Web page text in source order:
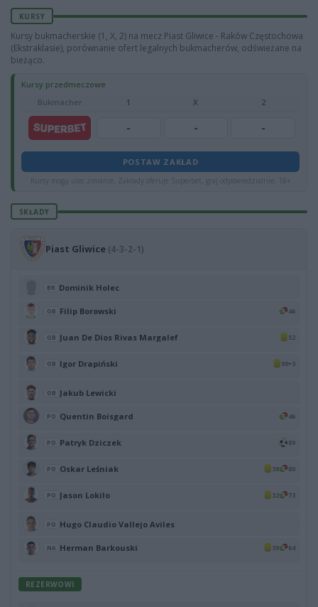
KURSY
Kursy bukmacherskie (1, X, 2) na mecz Piast Gliwice - Raków Częstochowa
(Ekstraklasie), porównanie ofert legalnych bukmacherów, odświeżane na
bieżąco.
Kursy przedmeczowe
Bukmacher
1 X 2
- - -
POSTAW ZAKŁAD
Kursy mogą ulec zmianie, Zakłady oferuje Superbet, graj odpowiedzialnie, 18+
SKŁADY
Piast Gliwice (4-3-2-1)
BR Dominik Holec
OB Filip Borowski 46
OB Juan De Dios Rivas Margalef 52
OB Igor Drapiński 90+3
OB Jakub Lewicki
PO Quentin Boisgard 46
PO Patryk Dziczek 89
PO Oskar Leśniak 38 80
PO Jason Lokilo 32 73
PO Hugo Claudio Vallejo Aviles
NA Herman Barkouski 39 64
REZERWOWI